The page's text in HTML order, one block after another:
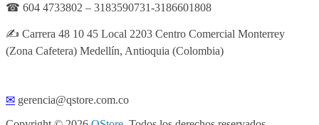
☎ 604 4733802 – 3183590731-3186601808
✍ Carrera 48 10 45 Local 2203 Centro Comercial Monterrey
(Zona Cafetera) Medellín, Antioquia (Colombia)
✉ gerencia@qstore.com.co